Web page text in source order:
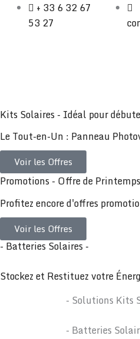
Aller
+ 33 6 32 67
53 27
Kits Solaires - Idéal pour
Le Tout-en-Un : Panneau
Voir les Offres
Promotions - Offre de Printemps
Profitez encore d'offres
Voir les Offres
- Batteries Solaires -
Stockez et Restituez votre
- Solutions Kits
- Batteries